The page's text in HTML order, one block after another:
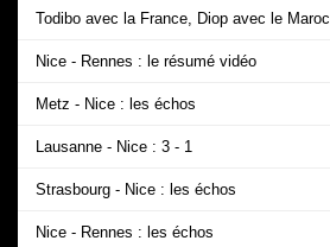
Todibo avec la France, Diop avec le Maroc
Nice - Rennes : le résumé vidéo
Metz - Nice : les échos
Lausanne - Nice : 3 - 1
Strasbourg - Nice : les échos
Nice - Rennes : les échos